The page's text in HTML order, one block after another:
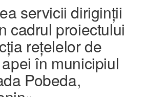
servicii diriginţii
cadrul proiectului
rețelelor de
în municipiul
Pobeda,